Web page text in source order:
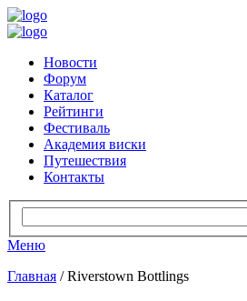
Новости
Форум
Каталог
Рейтинги
Фестиваль
Академия виски
Путешествия
Контакты
Меню
Главная / Riverstown Bottlings